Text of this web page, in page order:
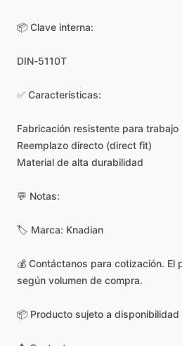
📦 Clave interna:
DIN-5110T
✅ Características:
Fabricación resistente para trabajo
Reemplazo directo (direct fit)
Material de alta durabilidad
💬 Notas:
🏷️ Marca: Knadian
💰 Contáctanos para cotización. El
según volumen de compra.
📦 Producto sujeto a disponibilidad